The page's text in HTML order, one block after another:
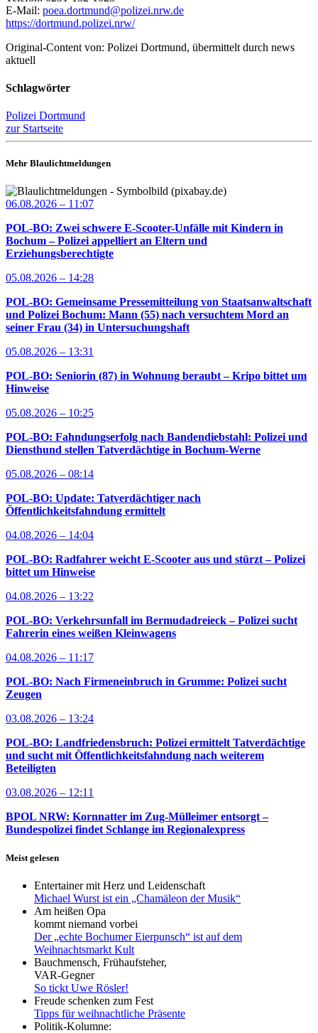
E-Mail: poea.dortmund@polizei.nrw.de
https://dortmund.polizei.nrw/
Original-Content von: Polizei Dortmund, übermittelt durch news
aktuell
Schlagwörter
Polizei Dortmund
zur Startseite
Mehr Blaulichtmeldungen
06.08.2026 – 11:07
POL-BO: Zwei schwere E-Scooter-Unfälle mit Kindern in
Bochum – Polizei appelliert an Eltern und
Erziehungsberechtigte
05.08.2026 – 14:28
POL-BO: Gemeinsame Pressemitteilung von Staatsanwaltschaft
und Polizei Bochum: Mann (55) nach versuchtem Mord an
seiner Frau (34) in Untersuchungshaft
05.08.2026 – 13:31
POL-BO: Seniorin (87) in Wohnung beraubt – Kripo bittet um
Hinweise
05.08.2026 – 10:25
POL-BO: Fahndungserfolg nach Bandendiebstahl: Polizei und
Diensthund stellen Tatverdächtige in Bochum-Werne
05.08.2026 – 08:14
POL-BO: Update: Tatverdächtiger nach
Öffentlichkeitsfahndung ermittelt
04.08.2026 – 14:04
POL-BO: Radfahrer weicht E-Scooter aus und stürzt – Polizei
bittet um Hinweise
04.08.2026 – 13:22
POL-BO: Verkehrsunfall im Bermudadreieck – Polizei sucht
Fahrerin eines weißen Kleinwagens
04.08.2026 – 11:17
POL-BO: Nach Firmeneinbruch in Grumme: Polizei sucht
Zeugen
03.08.2026 – 13:24
POL-BO: Landfriedensbruch: Polizei ermittelt Tatverdächtige
und sucht mit Öffentlichkeitsfahndung nach weiterem
Beteiligten
03.08.2026 – 12:11
BPOL NRW: Kornnatter im Zug-Mülleimer entsorgt –
Bundespolizei findet Schlange im Regionalexpress
Meist gelesen
Entertainer mit Herz und Leidenschaft
Michael Wurst ist ein „Chamäleon der Musik“
Am heißen Opa
kommt niemand vorbei
Der „echte Bochumer Eierpunsch“ ist auf dem
Weihnachtsmarkt Kult
Bauchmensch, Frühaufsteher,
VAR-Gegner
So tickt Uwe Rösler!
Freude schenken zum Fest
Tipps für weihnachtliche Präsente
Politik-Kolumne: